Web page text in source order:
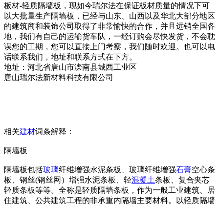
板材-轻质隔墙板，现如今瑞尔法在保证板材质量的情况下可
以大批量生产隔墙板，已经与山东、山西以及华北大部分地区
的建筑商和装饰公司取得了非常愉快的合作，并且远销全国各
地，我们有自己的运输货车队，一经订购会尽快发货，不会耽
误您的工期，您可以直接上门考察，我们随时欢迎。也可以电
话联系我们，地址和联系方式在下方。
地址：河北省唐山市滦南县城西工业区
唐山瑞尔法新材料科技有限公司
相关建材词条解释：
隔墙板
隔墙板包括玻璃纤维增强水泥条板、玻璃纤维增强石膏空心条
板、钢丝(钢丝网）增强水泥条板、轻混凝土条板、复合夹芯
轻质条板等等。全称是轻质隔墙条板，作为一般工业建筑、居
住建筑、公共建筑工程的非承重内隔墙主要材料。以轻质隔墙